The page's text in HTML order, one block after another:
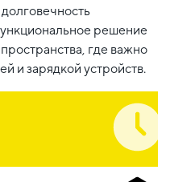
решение
где важно
и зарядкой устройств.